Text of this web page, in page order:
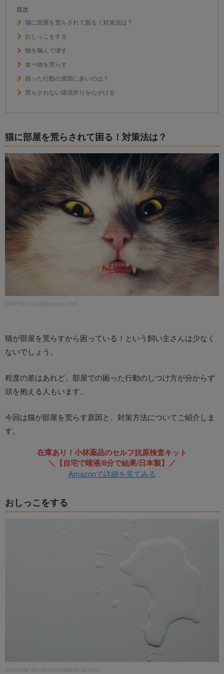
目次
猫に部屋を荒らされて困る！対策法は？
おしっこをする
物を噛んで壊す
食べ物を荒らす
困った行動の原因に多いのは？
荒らされない環境作りを心がける
猫に部屋を荒らされて困る！対策法は？
SerPhoto/shutterstock.com
猫が部屋を荒らすから困っている！という飼い主さんは少なく
ないでしょう。
程度の差はあれど、部屋での困った行動のしつけ方が分からず
頭を抱える人もいます。
今回は猫が部屋を荒らす原因と、対策方法についてご紹介しま
す。
在庫あり！小林薬品のセルフ抗原検査キット
＼【自宅で唾液/8分で結果/日本製】／
Amazonで詳細を見てみる
おしっこをする
Sermsak Winikun/shutterstock.com